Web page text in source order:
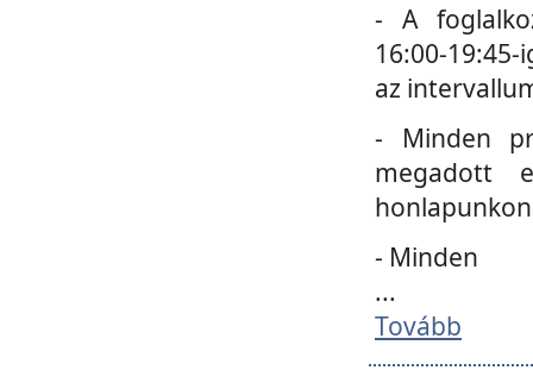
- A
16:00-
az
- Minden
megadott
- Minden
...
Tovább